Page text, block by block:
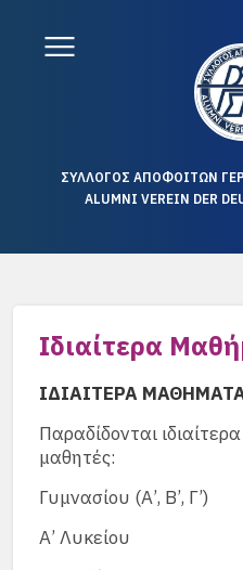
ΣΥΛΛΟΓΟΣ ΑΠΟΦΟΙΤΩΝ
ALUMNI VEREIN DER
Ιδιαίτερα
ΙΔΙΑΙΤΕΡΑ
Παραδίδονται
μαθητές:
Γυμνασίου (Α’, Β’, Γ’)
Α’ Λυκείου